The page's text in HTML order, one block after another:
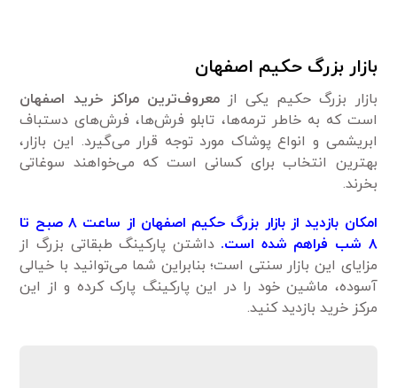
بازار بزرگ حکیم اصفهان
بازار بزرگ حکیم یکی ازمعروف‌ترین مراکز خرید اصفهان
است که به خاطر ترمه‌ها، تابلو فرش‌ها، فرش‌های دستباف
ابریشمی و انواع پوشاک مورد توجه قرار می‌گیرد. این بازار،
بهترین انتخاب برای کسانی است که می‌خواهند سوغاتی
بخرند.
امکان بازدید از بازار بزرگ حکیم اصفهان از ساعت ۸ صبح تا
۸ شب فراهم شده است.
داشتن پارکینگ طبقاتی بزرگ از
مزایای این بازار سنتی است؛ بنابراین شما می‌توانید با خیالی
آسوده، ماشین خود را در این پارکینگ پارک کرده و از این
مرکز خرید بازدید کنید.